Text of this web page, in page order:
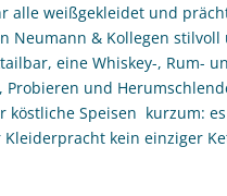
alle weißgekleidet und
Neumann & Kollegen
eine Whiskey-, Rum-
und
Speisen  kurzum:
kein einziger